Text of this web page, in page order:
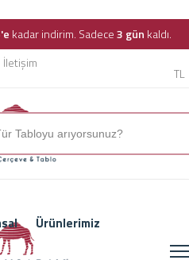
kadar indirim. Sadece3 gün kaldı.
İletişim
TL
Ürünlerimiz